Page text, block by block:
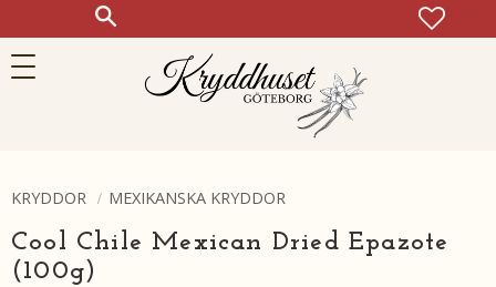
KRYDDOR MEXIKANSKA KRYDDOR
Cool Chile Mexican Dried Epazote
(100g)